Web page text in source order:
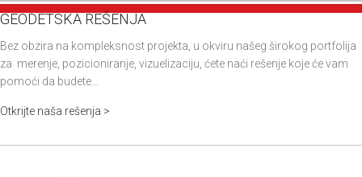
GEODETSKA REŠENJA
Bez obzira na kompleksnost projekta, u okviru našeg širokog portfolija
za merenje, pozicioniranje, vizuelizaciju, ćete naći rešenje koje će vam
pomoći da budete…
Otkrijte naša rešenja >